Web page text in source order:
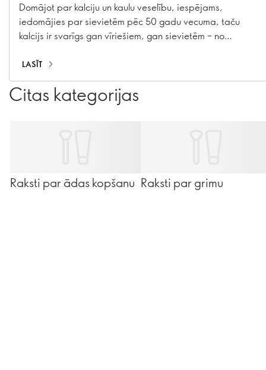
Domājot par kalciju un kaulu veselību, iespējams,
iedomājies par sievietēm pēc 50 gadu vecuma, taču
kalcijs ir svarīgs gan vīriešiem, gan sievietēm – no
vecumā. Uzzini, kāpēc kalcijs ir svarīgs jebkurā vecumā
un kā vari panākt, lai tu un tavi tuvinieki uzņemtu
pietiekami daudz kalcija.
LASĪT
Citas kategorijas
Raksti par ādas kopšanu Raksti par grimu